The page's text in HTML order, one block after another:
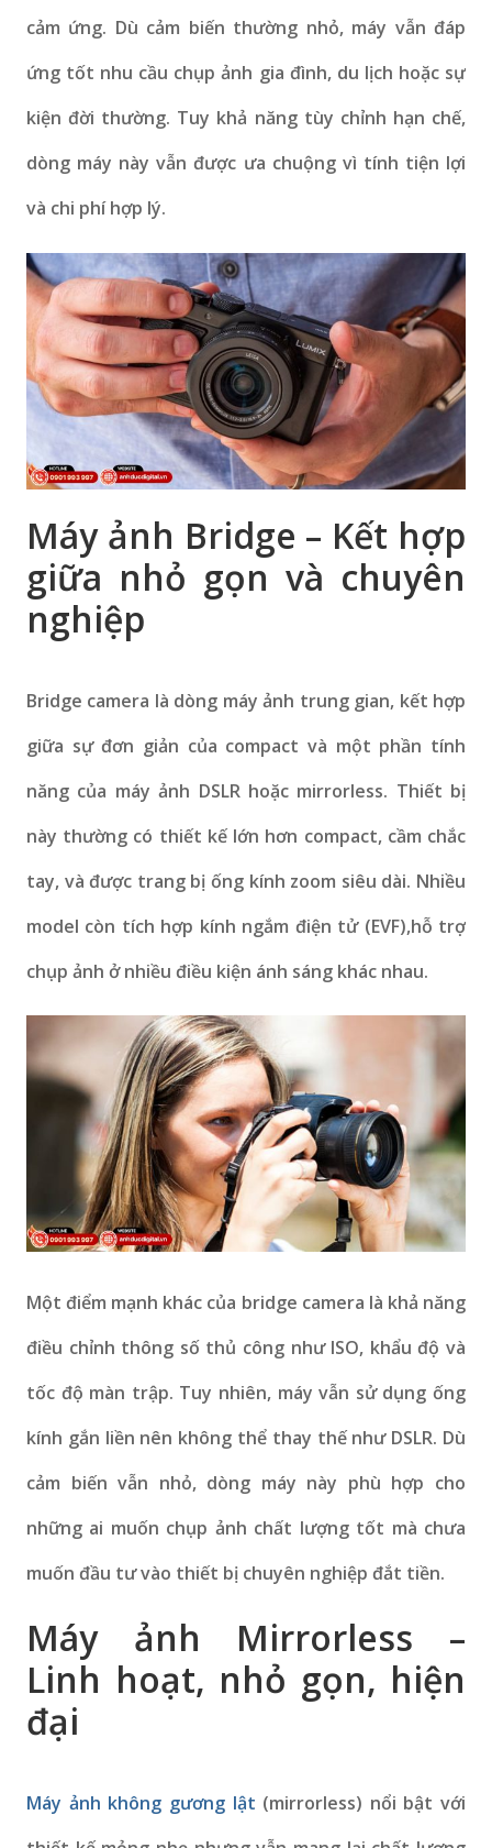
cảm ứng. Dù cảm biến thường nhỏ, máy vẫn đáp
ứng tốt nhu cầu chụp ảnh gia đình, du lịch hoặc sự
kiện đời thường. Tuy khả năng tùy chỉnh hạn chế,
dòng máy này vẫn được ưa chuộng vì tính tiện lợi
và chi phí hợp lý.
Máy ảnh Bridge – Kết hợp
giữa nhỏ gọn và chuyên
nghiệp
Bridge camera là dòng máy ảnh trung gian, kết hợp
giữa sự đơn giản của compact và một phần tính
năng của máy ảnh DSLR hoặc mirrorless. Thiết bị
này thường có thiết kế lớn hơn compact, cầm chắc
tay, và được trang bị ống kính zoom siêu dài. Nhiều
model còn tích hợp kính ngắm điện tử (EVF),hỗ trợ
chụp ảnh ở nhiều điều kiện ánh sáng khác nhau.
Một điểm mạnh khác của bridge camera là khả năng
điều chỉnh thông số thủ công như ISO, khẩu độ và
tốc độ màn trập. Tuy nhiên, máy vẫn sử dụng ống
kính gắn liền nên không thể thay thế như DSLR. Dù
cảm biến vẫn nhỏ, dòng máy này phù hợp cho
những ai muốn chụp ảnh chất lượng tốt mà chưa
muốn đầu tư vào thiết bị chuyên nghiệp đắt tiền.
Máy ảnh Mirrorless –
Linh hoạt, nhỏ gọn, hiện
đại
Máy ảnh không gương lật (mirrorless) nổi bật với